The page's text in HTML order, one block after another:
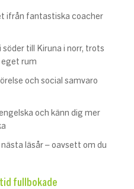
ifrån fantastiska coacher
till Kiruna i norr, trots
rum
och social samvaro
och känn dig mer
läsår – oavsett om du
fullbokade